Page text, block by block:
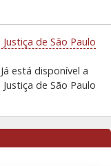
de São Paulo
está disponível a
de São Paulo